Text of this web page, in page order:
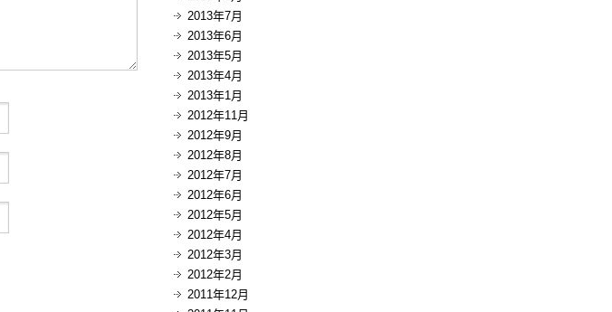
2013年7月
2013年6月
2013年5月
2013年4月
2013年1月
2012年11月
2012年9月
2012年8月
2012年7月
2012年6月
2012年5月
2012年4月
2012年3月
2012年2月
2011年12月